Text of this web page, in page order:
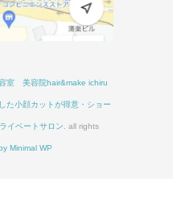
室 美容院hair&make ichiru
た小顔カットが得意・ショー
イベートサロン . all rights
Minimal WP